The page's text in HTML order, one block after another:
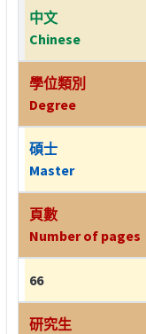
中文
Chinese
學位類別
Degree
碩士
Master
頁數
Number of pages
66
研究生